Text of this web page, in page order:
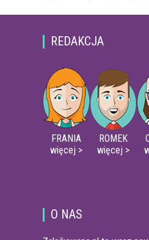
REDAKCJA
FRANIA
więcej >
ROMEK
więcej >
O NAS